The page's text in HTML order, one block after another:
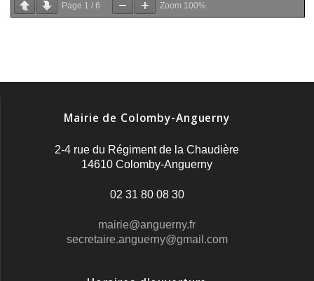
Page 1 / 6 Zoom 100%
Mairie de Colomby-Anguerny
2-4 rue du Régiment de la Chaudière
14610 Colomby-Anguerny
02 31 80 08 30
mairie@anguerny.fr
secretaire.anguerny@gmail.com